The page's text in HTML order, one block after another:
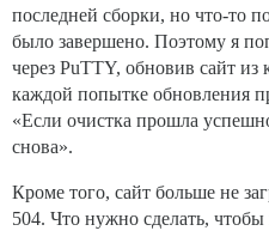
последней сборки, но что-то
было завершено. Поэтому я
через PuTTY, обновив сайт
каждой попытке обновления
«Если очистка прошла
снова».
Кроме того, сайт больше не
504. Что нужно сделать,